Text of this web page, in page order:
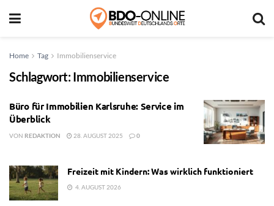
Home Tag Immobilienservice
Schlagwort:Immobilienservice
Büro für Immobilien Karlsruhe: Service im
Überblick
VON REDAKTION 28. AUGUST 2025 0
Freizeit mit Kindern: Was wirklich funktioniert
4. AUGUST 2026